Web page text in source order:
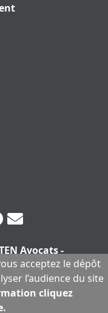
Avocats -
euros|
acceptez le dépôt
l’audience du site
cliquez